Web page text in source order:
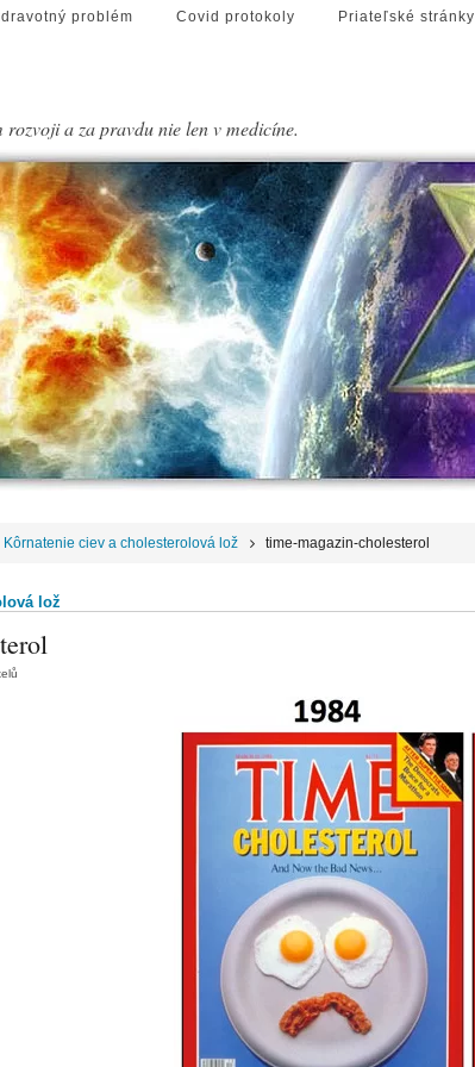
problém Covid protokoly Priateľské stránky
a za pravdu nie len v medicíne.
Kôrnatenie ciev a cholesterolová lož time-magazin-cholesterol
lož